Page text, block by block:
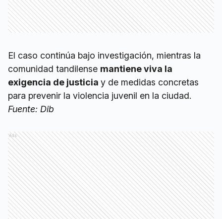
El caso continúa bajo investigación, mientras la
comunidad tandilense mantiene viva la
exigencia de justicia y de medidas concretas
para prevenir la violencia juvenil en la ciudad.
Fuente: Dib
Ads